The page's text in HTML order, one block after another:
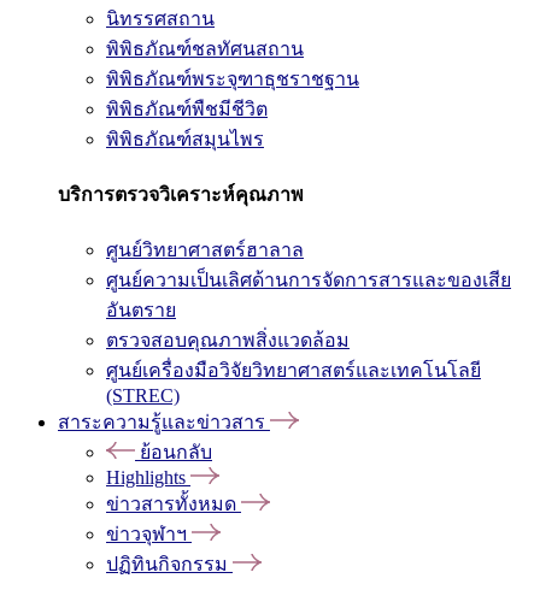
นิทรรศสถาน
พิพิธภัณฑ์ชลทัศนสถาน
พิพิธภัณฑ์พระจุฑาธุชราชฐาน
พิพิธภัณฑ์พืชมีชีวิต
พิพิธภัณฑ์สมุนไพร
บริการตรวจวิเคราะห์คุณภาพ
ศูนย์วิทยาศาสตร์ฮาลาล
ศูนย์ความเป็นเลิศด้านการจัดการสารและของเสีย
อันตราย
ตรวจสอบคุณภาพสิ่งแวดล้อม
ศูนย์เครื่องมือวิจัยวิทยาศาสตร์และเทคโนโลยี
(STREC)
สาระความรู้และข่าวสาร
ย้อนกลับ
Highlights
ข่าวสารทั้งหมด
ข่าวจุฬาฯ
ปฏิทินกิจกรรม